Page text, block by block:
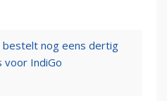
bestelt nog eens dertig
voor IndiGo